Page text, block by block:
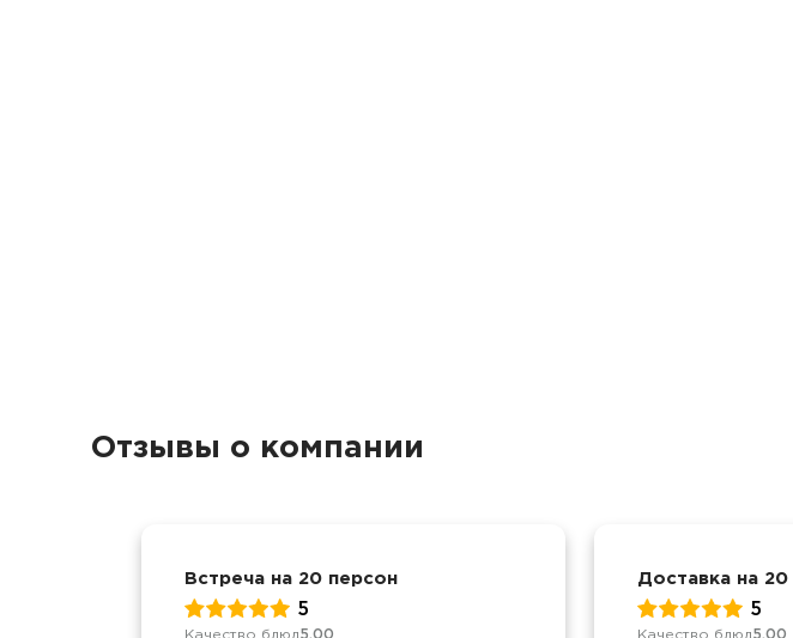
Отзывы о компании
Встреча на 20 персон
5
Качество блюд5.00
Доставка на 20
5
Качество блюд5.00